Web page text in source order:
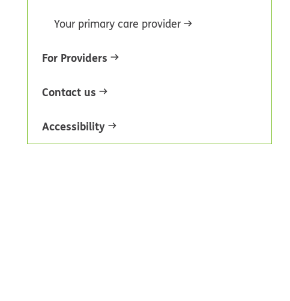
Your primary care provider
For Providers
Contact us
Accessibility